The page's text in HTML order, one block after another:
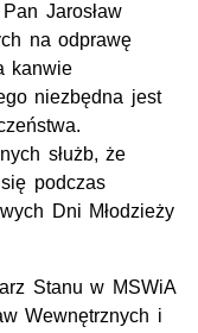
Jarosław
na odprawę
kanwie
niezbędna jest
służb, że
się podczas
Dni Młodzieży
Stanu w MSWiA
Wewnętrznych i